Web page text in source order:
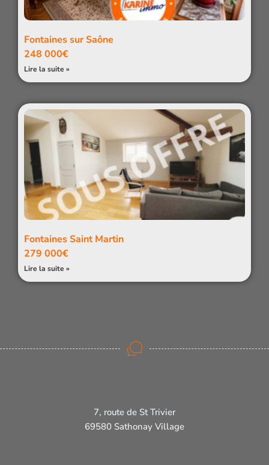
Fontaines sur Saône
248 000€
Lire la suite »
Fontaines Saint Martin
279 000€
Lire la suite »
7, route de St Trivier
69580 Sathonay Village